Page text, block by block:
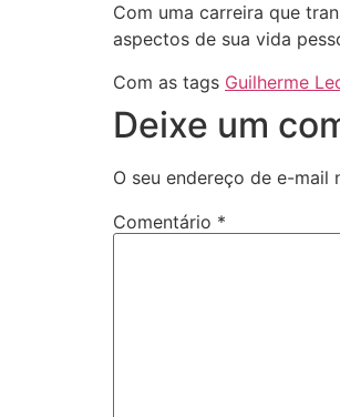
Com uma carreira que
aspectos de sua vida
Com as tags Guilherme
Deixe um
O seu endereço de e-mail
Comentário *